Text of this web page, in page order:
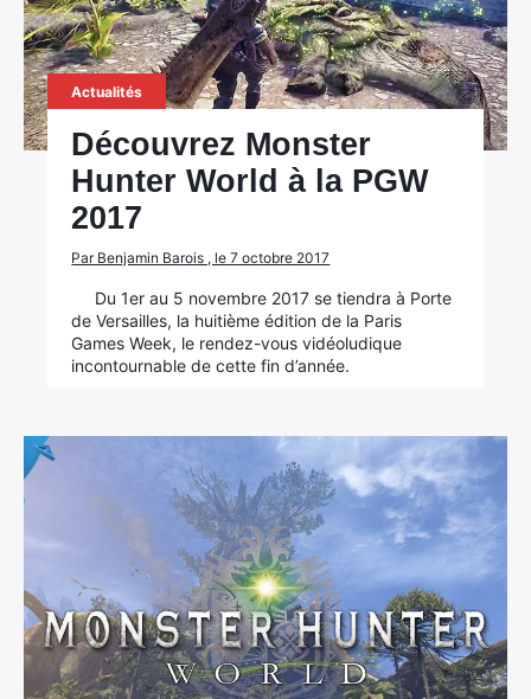
Actualités
Découvrez Monster
Hunter World à la PGW
2017
Par Benjamin Barois , le 7 octobre 2017
Du 1er au 5 novembre 2017 se tiendra à Porte
de Versailles, la huitième édition de la Paris
Games Week, le rendez-vous vidéoludique
incontournable de cette fin d’année.
Rechercher
: